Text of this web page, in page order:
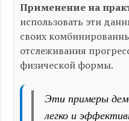
Применение на
использовать эти
своих
отслеживания
физической формы.
Эти примеры
легко и